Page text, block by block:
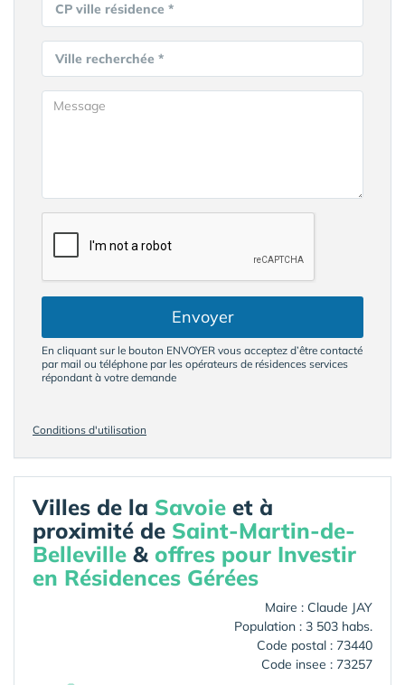
CP ville résidence *
Ville recherchée *
Envoyer
En cliquant sur le bouton ENVOYER vous acceptez d’être contacté
par mail ou téléphone par les opérateurs de résidences services
répondant à votre demande
Conditions d'utilisation
Villes de la Savoie et à
proximité de Saint-Martin-de-
Belleville & offres pour Investir
en Résidences Gérées
Maire : Claude JAY
Population : 3 503 habs.
Code postal : 73440
Code insee : 73257